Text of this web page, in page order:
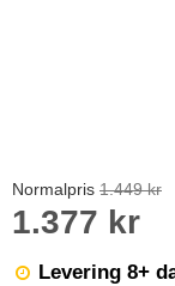
Normalpris 1.449 kr
1.377 kr
Levering 8+